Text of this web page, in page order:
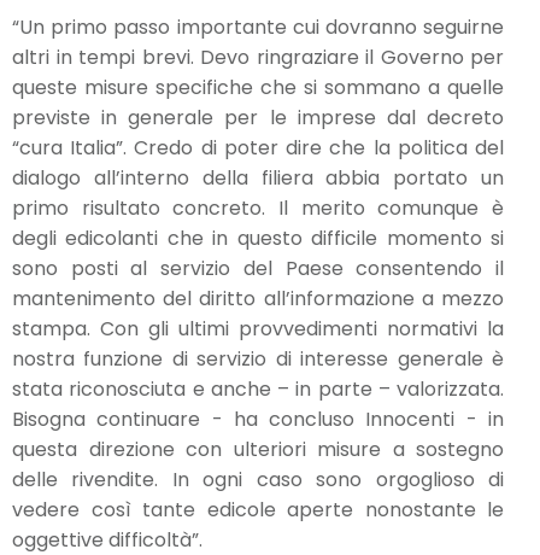
“Un primo passo importante cui dovranno seguirne
altri in tempi brevi. Devo ringraziare il Governo per
queste misure specifiche che si sommano a quelle
previste in generale per le imprese dal decreto
“cura Italia”. Credo di poter dire che la politica del
dialogo all’interno della filiera abbia portato un
primo risultato concreto. Il merito comunque è
degli edicolanti che in questo difficile momento si
sono posti al servizio del Paese consentendo il
mantenimento del diritto all’informazione a mezzo
stampa. Con gli ultimi provvedimenti normativi la
nostra funzione di servizio di interesse generale è
stata riconosciuta e anche – in parte – valorizzata.
Bisogna continuare - ha concluso Innocenti - in
questa direzione con ulteriori misure a sostegno
delle rivendite. In ogni caso sono orgoglioso di
vedere così tante edicole aperte nonostante le
oggettive difficoltà”.